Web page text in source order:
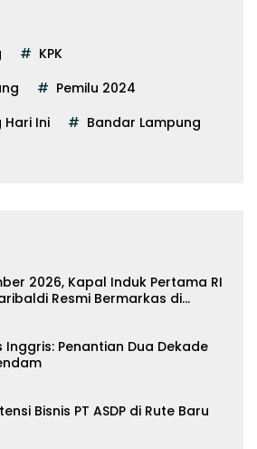
KPK
Pemilu 2024
Hari Ini
Bandar Lampung
2026, Kapal Induk Pertama RI
Resmi Bermarkas di
Penantian Dua Dekade
Bisnis PT ASDP di Rute Baru